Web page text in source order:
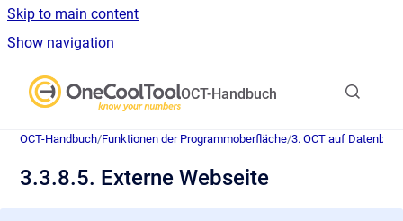
Skip to main content
Show navigation
OCT-Handbuch
OCT-Handbuch/Funktionen der Programmoberfläche/3. OCT auf
3.3.8.5. Externe Webseite